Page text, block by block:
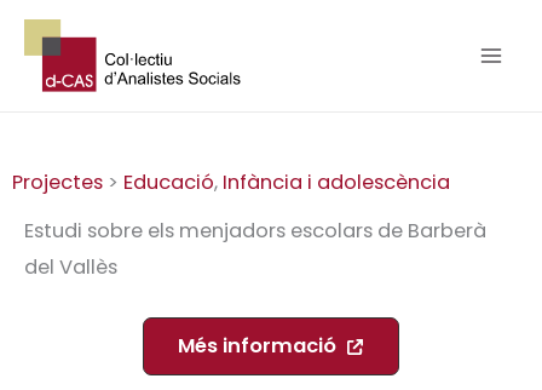
Vés
contingut
Projectes > Educació, Infància i adolescència
Estudi sobre els menjadors escolars de Barberà
del Vallès
Més informació